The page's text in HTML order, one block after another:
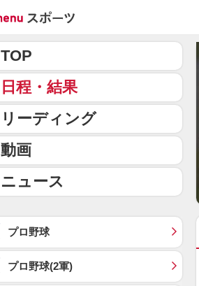
TOP
日程・結果
リーディング
動画
ニュース
プロ野球
プロ野球(2軍)